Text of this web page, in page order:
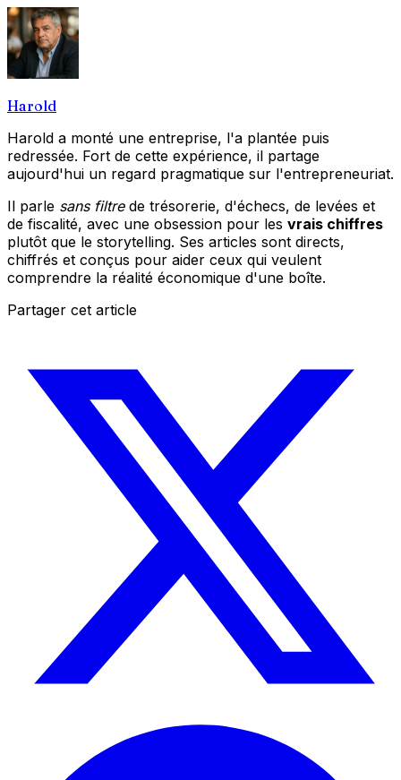
Harold
Harold a monté une entreprise, l'a plantée puis
redressée. Fort de cette expérience, il partage
aujourd'hui un regard pragmatique sur l'entrepreneuriat.
Il parle sans filtrede trésorerie, d'échecs, de levées et
de fiscalité, avec une obsession pour les vrais chiffres
plutôt que le storytelling. Ses articles sont directs,
chiffrés et conçus pour aider ceux qui veulent
comprendre la réalité économique d'une boîte.
Partager cet article